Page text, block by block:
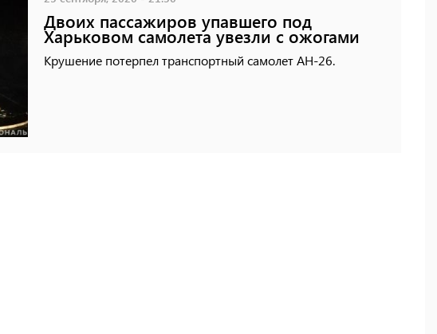
Двоих пассажиров упавшего под
Харьковом самолета увезли с ожогами
Крушение потерпел транспортный самолет АН-26.